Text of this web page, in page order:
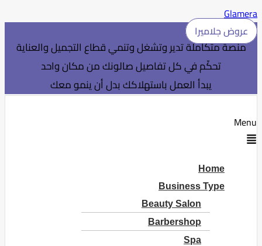
Glamera
عروض جلاميرا
منصة متكاملة تدير وتشغل وتنمي قطاع التجميل والعناية
تحكّم في كل تفاصيل صالونك من مكان واحد
يبدأ العمل باستهلاكك بدل أن ينمو معك
Menu
Home
Business Type
Beauty Salon
Barbershop
Spa